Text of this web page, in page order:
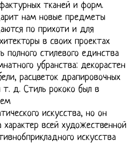
тканей и форм.
нам новые предметы
по прихоти и для
в своих проектах
полного стилевого единства
убранства: декорастен
расцветок драпировочных
т. д. Стиль рококо был в
искусства, но он
характер всей художественной
искусства